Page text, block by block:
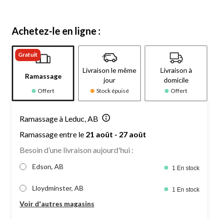
Achetez-le en ligne :
Gratuit
Ramassage
Offert
Livraison le même
jour
Stock épuisé
Livraison à
domicile
Offert
Ramassage à Leduc, AB
Ramassage entre le 21 août - 27 août
Besoin d’une livraison aujourd'hui :
Edson, AB 1 En stock
Lloydminster, AB 1 En stock
Voir d'autres magasins